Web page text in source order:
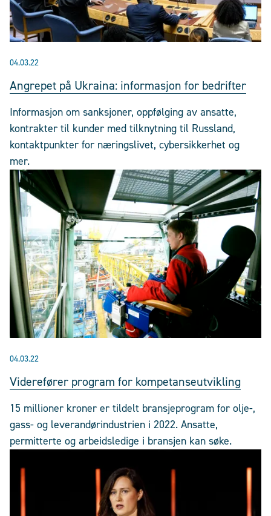
04.03.22
Angrepet på Ukraina: informasjon for bedrifter
Informasjon om sanksjoner, oppfølging av ansatte,
kontrakter til kunder med tilknytning til Russland,
kontaktpunkter for næringslivet, cybersikkerhet og
mer.
04.03.22
Viderefører program for kompetanseutvikling
15 millioner kroner er tildelt bransjeprogram for olje-,
gass- og leverandørindustrien i 2022. Ansatte,
permitterte og arbeidsledige i bransjen kan søke.